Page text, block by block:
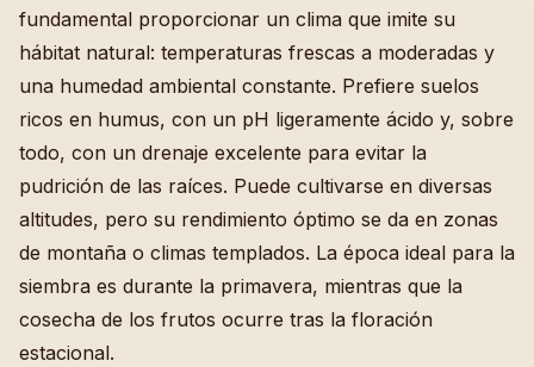
fundamental proporcionar un clima que imite su
hábitat natural: temperaturas frescas a moderadas y
una humedad ambiental constante. Prefiere suelos
ricos en humus, con un pH ligeramente ácido y, sobre
todo, con un drenaje excelente para evitar la
pudrición de las raíces. Puede cultivarse en diversas
altitudes, pero su rendimiento óptimo se da en zonas
de montaña o climas templados. La época ideal para la
siembra es durante la primavera, mientras que la
cosecha de los frutos ocurre tras la floración
estacional.